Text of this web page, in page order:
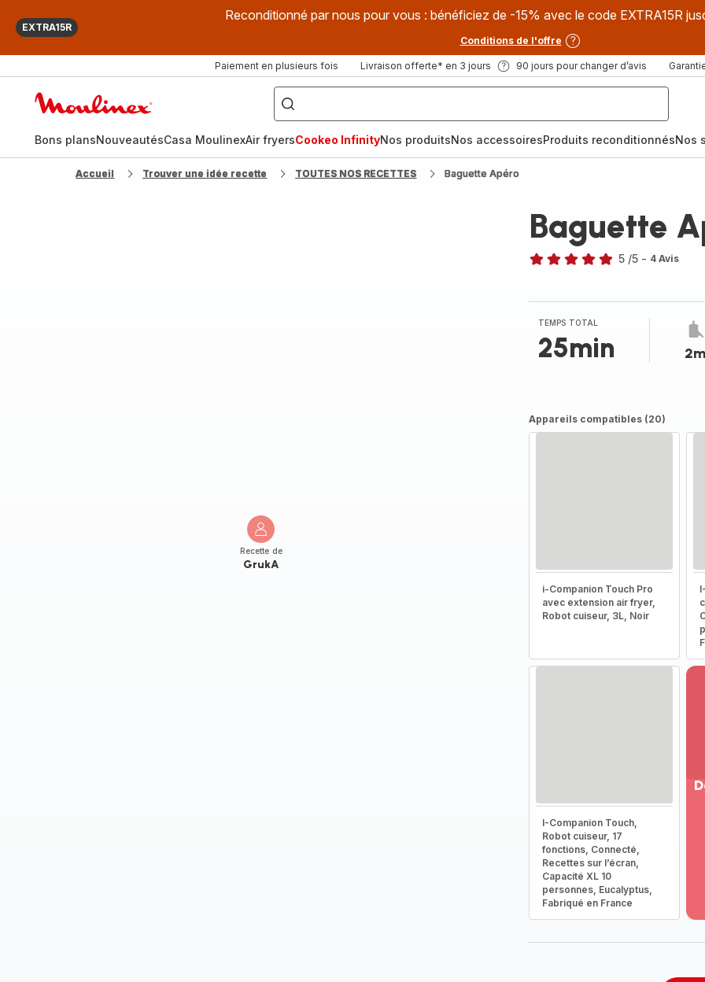
EXTRA15R
Reconditionné par nous pour vous : bénéficiez de -15% avec le code EXTRA15R
Conditions de l'offre
Paiement en plusieurs fois Livraison offerte* en 3 jours 90 jours pour changer d’avis
["Que
recherchez-
vous
?",
fryer",
"Companion"]
Bons plansNouveautésCasa MoulinexAir fryersCookeo InfinityNos produitsNos accessoiresProduits reconditionnésNos
Accueil Trouver une idée recette TOUTES NOS RECETTES Baguette Apéro
Recette de
GrukA
Baguette
étoiles
(moyenne)
5 /5 - 4 Avis
TEMPS TOTAL
25min
Appareils compatibles (20)
i-Companion Touch Pro
avec extension air fryer,
Robot cuiseur, 3L, Noir
I-Companion Touch,
Robot cuiseur, 17
fonctions, Connecté,
Recettes sur l’écran,
Capacité XL 10
personnes, Eucalyptus,
Fabriqué en France